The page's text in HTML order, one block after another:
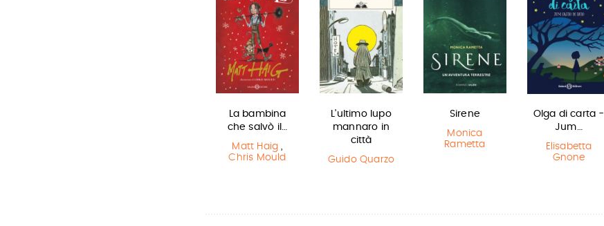
La bambina
che salvò il…
Matt Haig
Chris Mould
L'ultimo lupo
mannaro in
città
Guido Quarzo
Sirene
Monica
Rametta
Olga di carta -
Jum…
Elisabetta
Gnone